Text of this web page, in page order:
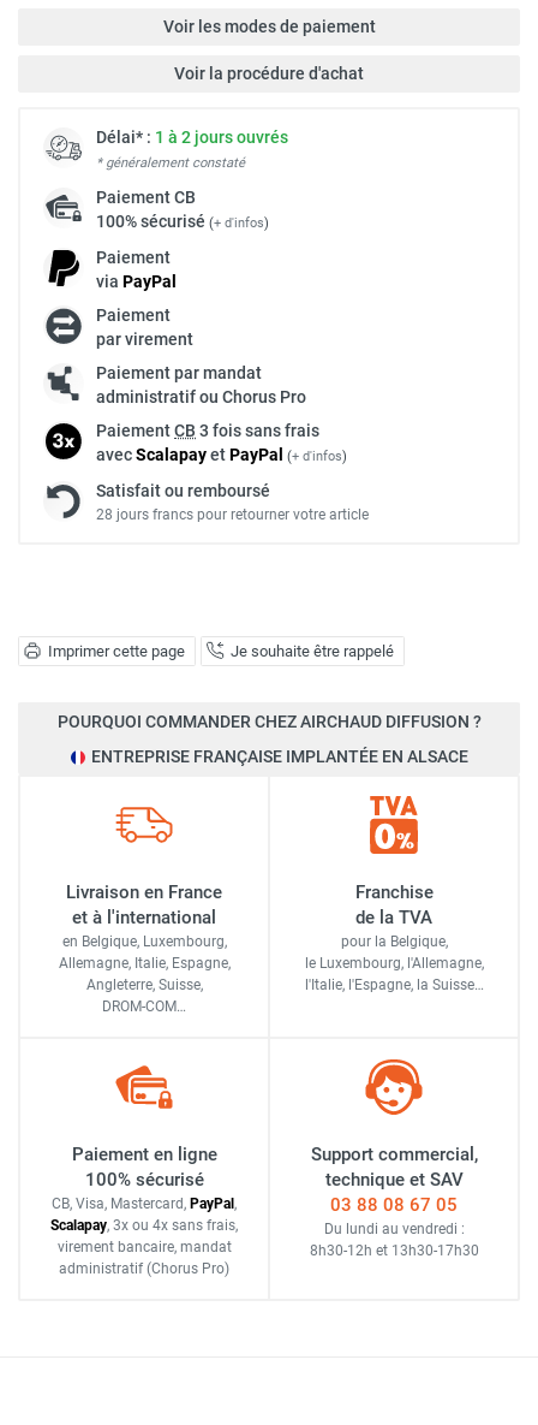
Imprimer cette page Je souhaite être rappelé
Voir les modes de paiement
Voir la procédure d'achat
Délai* : 1 à 2 jours ouvrés
* généralement constaté
PaiementCB
100% sécurisé (+ d'infos)
Paiement
via PayPal
Paiement
par virement
Paiement par mandat
administratif ou Chorus Pro
PaiementCB 3 fois sans frais
avecScalapayetPayPal (+ d'infos)
Satisfait ou remboursé
28 jours francs pour retourner votre article
POURQUOI COMMANDER CHEZ AIRCHAUD DIFFUSION ?
ENTREPRISE FRANÇAISE IMPLANTÉE EN ALSACE
Livraison en France
et à l'international
en Belgique, Luxembourg,
Allemagne, Italie, Espagne,
Angleterre, Suisse,
DROM-COM…
Franchise
de la TVA
pour la Belgique,
le Luxembourg, l'Allemagne,
l'Italie, l'Espagne, la Suisse…
Paiement en ligne
100% sécurisé
CB, Visa, Mastercard, PayPal ,
Scalapay, 3x ou 4x sans frais,
virement bancaire, mandat
administratif (Chorus Pro)
Support commercial,
technique et SAV
03 88 08 67 05
Du lundi au vendredi :
8h30-12h et 13h30-17h30